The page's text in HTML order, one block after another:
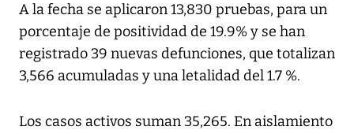
A la fecha se aplicaron 13,830 pruebas, para un
porcentaje de positividad de 19.9% y se han
registrado 39 nuevas defunciones, que totalizan
3,566 acumuladas y una letalidad del 1.7 %.
Los casos activos suman 35,265. En aislamiento